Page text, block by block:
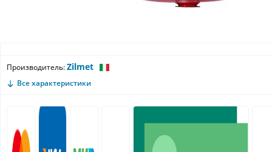
Производитель:Zilmet
Все характеристики